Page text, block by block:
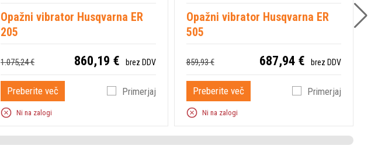
Opažni vibrator Husqvarna ER
205
1.075,24 € 860,19 € brez DDV
Preberite več Primerjaj
Ni na zalogi
Opažni vibrator Husqvarna ER
505
859,93 € 687,94 € brez DDV
Preberite več Primerjaj
Ni na zalogi